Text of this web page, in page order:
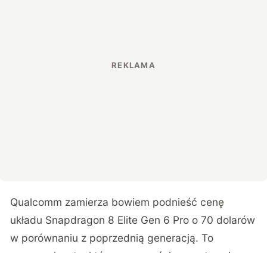
Qualcomm zamierza bowiem podnieść cenę
układu Snapdragon 8 Elite Gen 6 Pro o 70 dolarów
w porównaniu z poprzednią generacją. To